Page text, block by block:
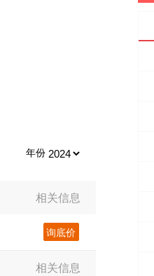
年份
相关信息
询底价
相关信息